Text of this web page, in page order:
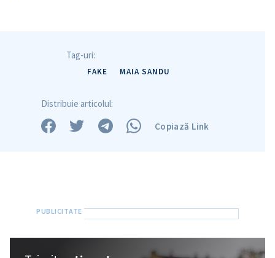
Tag-uri:
FAKE MAIA SANDU
Distribuie articolul:
Copiază Link